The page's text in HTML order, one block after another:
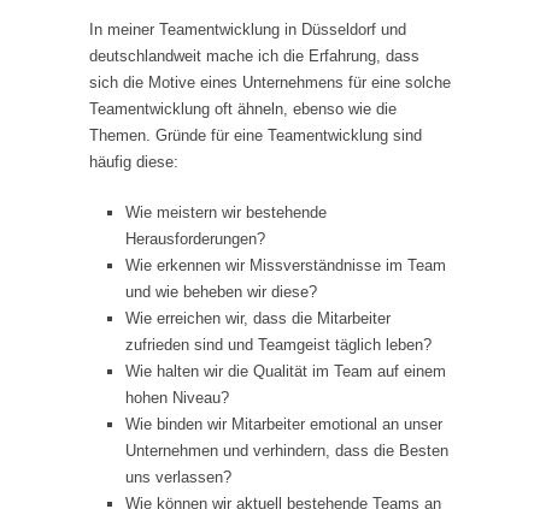
In meiner Teamentwicklung in Düsseldorf und
deutschlandweit mache ich die Erfahrung, dass
sich die Motive eines Unternehmens für eine solche
Teamentwicklung oft ähneln, ebenso wie die
Themen. Gründe für eine Teamentwicklung sind
häufig diese:
Wie meistern wir bestehende
Herausforderungen?
Wie erkennen wir Missverständnisse im Team
und wie beheben wir diese?
Wie erreichen wir, dass die Mitarbeiter
zufrieden sind und Teamgeist täglich leben?
Wie halten wir die Qualität im Team auf einem
hohen Niveau?
Wie binden wir Mitarbeiter emotional an unser
Unternehmen und verhindern, dass die Besten
uns verlassen?
Wie können wir aktuell bestehende Teams an